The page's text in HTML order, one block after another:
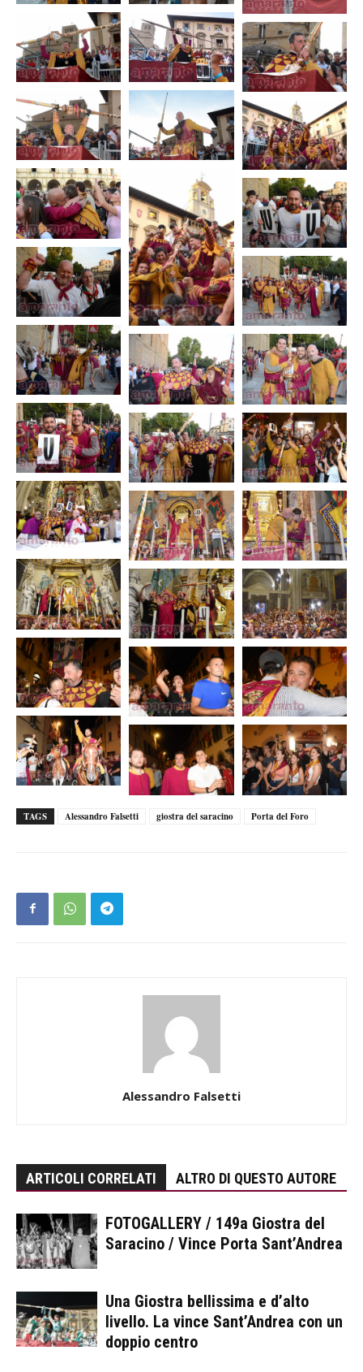
TAGS Alessandro Falsetti giostra del saracino Porta del Foro
Alessandro Falsetti
ARTICOLI CORRELATI ALTRO DI QUESTO AUTORE
FOTOGALLERY / 149a Giostra del
Saracino / Vince Porta Sant’Andrea
Una Giostra bellissima e d’alto
livello. La vince Sant’Andrea con un
doppio centro